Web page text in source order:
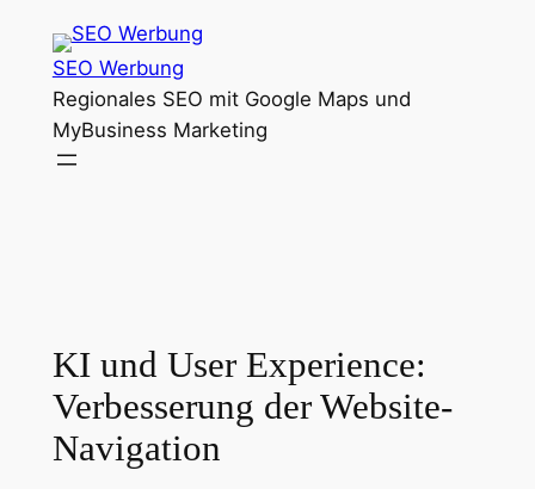
Inhalt
springen
SEO Werbung
Regionales SEO mit Google Maps und
MyBusiness Marketing
KI und User Experience:
Verbesserung der Website-
Navigation